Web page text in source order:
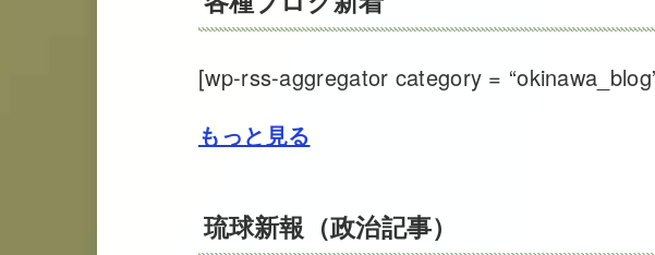
[wp-rss-aggregator category =
もっと見る
琉球新報（政治記事）